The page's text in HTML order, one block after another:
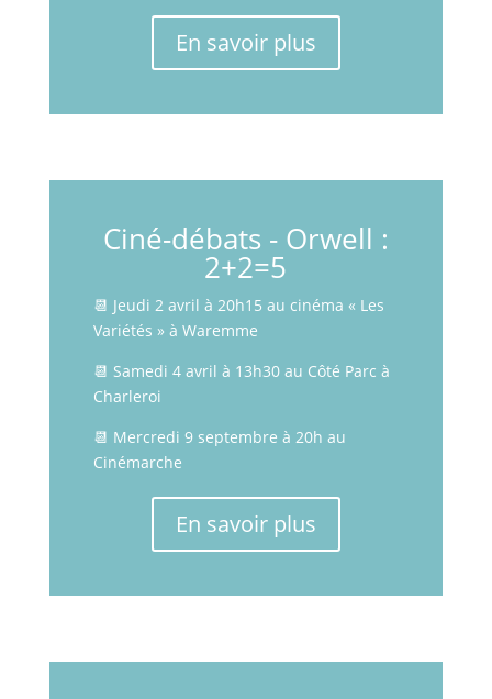
En savoir plus
Ciné-débats - Orwell :
2+2=5
📆 Jeudi 2 avril à 20h15 au cinéma « Les
Variétés » à Waremme
📆 Samedi 4 avril à 13h30 au Côté Parc à
Charleroi
📆 Mercredi 9 septembre à 20h au
Cinémarche
En savoir plus